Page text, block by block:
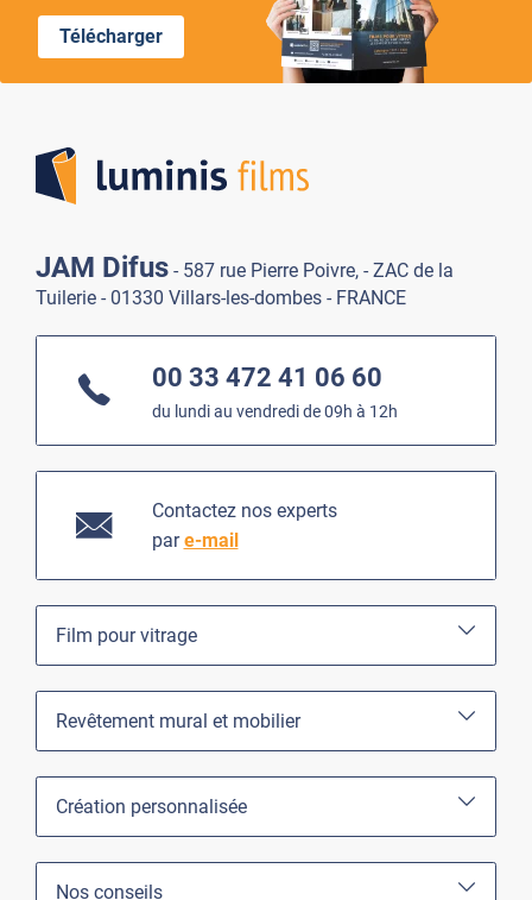
Télécharger
JAM Difus - 587 rue Pierre Poivre, - ZAC de la
Tuilerie - 01330 Villars-les-dombes - FRANCE
00 33 472 41 06 60
du lundi au vendredi de 09h à 12h
Contactez nos experts
pare-mail
Film pour vitrage
Revêtement mural et mobilier
Création personnalisée
Nos conseils